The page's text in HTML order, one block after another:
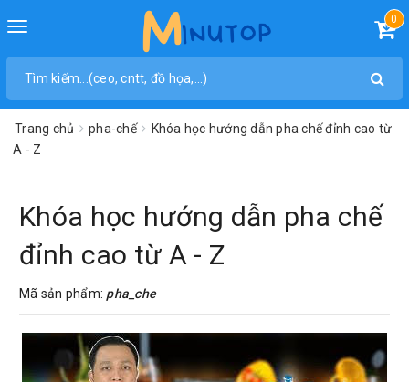
Toggle
0
Trang chủ pha-chế
Khóa học hướng dẫn pha chế đỉnh cao từ
A - Z
Khóa học hướng dẫn pha chế
đỉnh cao từ A - Z
Mã sản phẩm: pha_che